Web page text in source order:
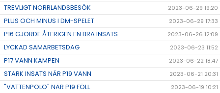
TREVLIGT NORRLANDSBESÖK 2023-06-29 19:20
PLUS OCH MINUS I DM-SPELET 2023-06-29 17:33
P16 GJORDE ÅTERIGEN EN BRA INSATS 2023-06-26 12:09
LYCKAD SAMARBETSDAG 2023-06-23 11:52
P17 VANN KAMPEN 2023-06-22 18:47
STARK INSATS NÄR P19 VANN 2023-06-21 20:31
"VATTENPOLO" NÄR P19 FÖLL 2023-06-19 10:21